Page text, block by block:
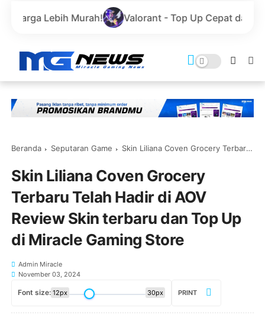
Murah! Valorant - Top Up Cepat dan Aman
Beranda Seputaran Game Skin Liliana Coven Grocery Terbaru Telah Hadir di AOV Review Skin terbaru dan Top Up di Miracle Gaming Store
Skin Liliana Coven Grocery
Terbaru Telah Hadir di AOV
Review Skin terbaru dan Top Up
di Miracle Gaming Store
Admin Miracle
November 03, 2024
Font size: 12px 30px PRINT